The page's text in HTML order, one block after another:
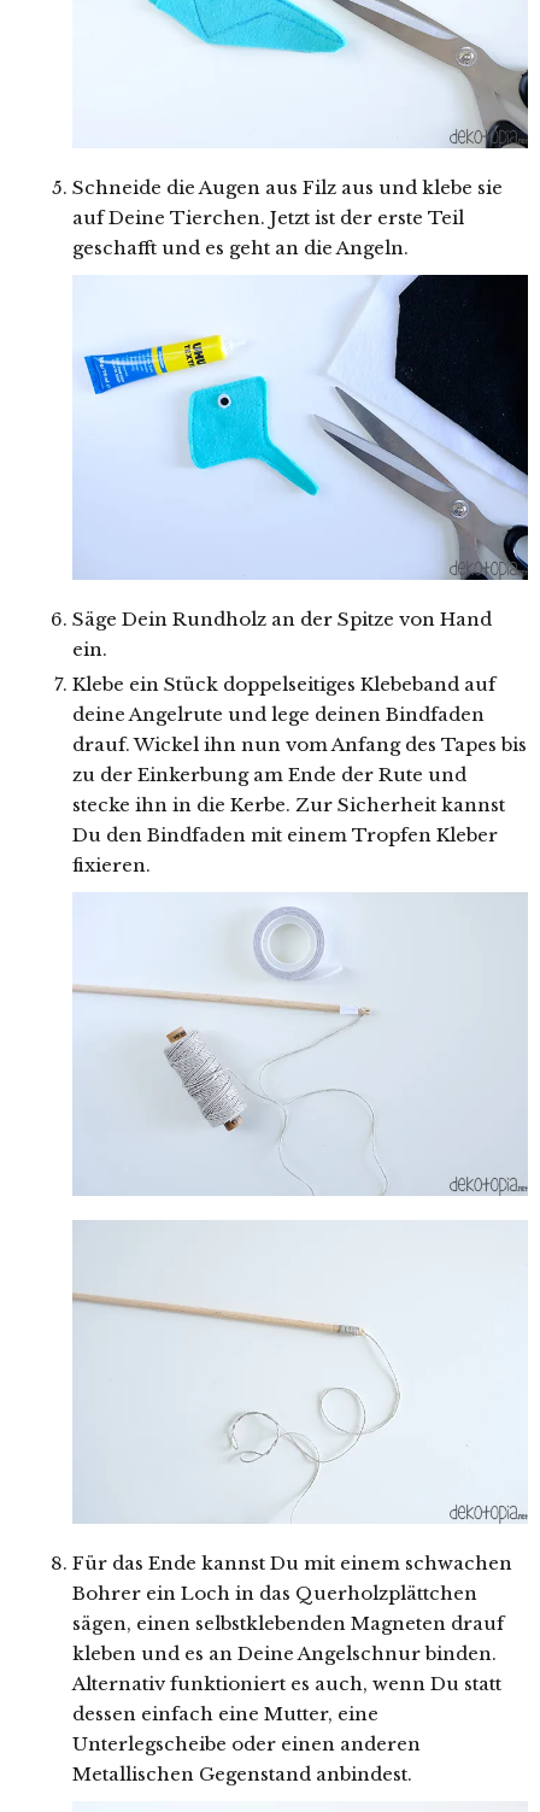
Schneide die Augen aus Filz aus und klebe sie
auf Deine Tierchen. Jetzt ist der erste Teil
geschafft und es geht an die Angeln.
Säge Dein Rundholz an der Spitze von Hand
ein.
Klebe ein Stück doppelseitiges Klebeband auf
deine Angelrute und lege deinen Bindfaden
drauf. Wickel ihn nun vom Anfang des Tapes bis
zu der Einkerbung am Ende der Rute und
stecke ihn in die Kerbe. Zur Sicherheit kannst
Du den Bindfaden mit einem Tropfen Kleber
fixieren.
Für das Ende kannst Du mit einem schwachen
Bohrer ein Loch in das Querholzplättchen
sägen, einen selbstklebenden Magneten drauf
kleben und es an Deine Angelschnur binden.
Alternativ funktioniert es auch, wenn Du statt
dessen einfach eine Mutter, eine
Unterlegscheibe oder einen anderen
Metallischen Gegenstand anbindest.